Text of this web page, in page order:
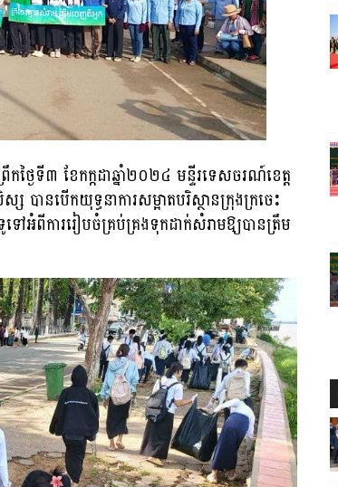
កថ្ងៃទី៣ ខែកក្កដាឆ្នាំ២០២៤ មន្ទីរទេសចរណ៍ខេត្ត
បានបើកយុទ្ធនាការសម្អាតបរិស្ថានក្រុងក្រចេះ
អំពីការរៀបចំគ្រប់គ្រងទុកដាក់សំរាមឱ្យបានត្រឹម